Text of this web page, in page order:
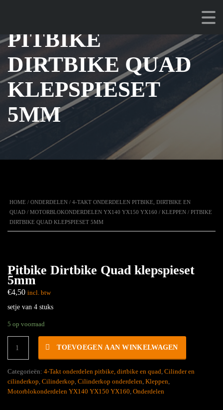
PITBIKE
DIRTBIKE QUAD
KLEPSPIESET
5MM
HOME / ONDERDELEN / 4-TAKT ONDERDELEN PITBIKE, DIRTBIKE EN
QUAD / MOTORBLOKONDERDELEN YX140 YX150 YX160 / KLEPPEN / PITBIKE
DIRTBIKE QUAD KLEPSPIESET 5MM
Pitbike Dirtbike Quad klepspieset
5mm
€4,50 incl. btw
setje van 4 stuks
5 op voorraad
Dirtbike
Quad
klepspieset
5mm
hoeveelheid
TOEVOEGEN AAN WINKELWAGEN
Categorieën: 4-Takt onderdelen pitbike, dirtbike en quad, Cilinder en
cilinderkop, Cilinderkop, Cilinderkop onderdelen, Kleppen,
Motorblokonderdelen YX140 YX150 YX160, Onderdelen